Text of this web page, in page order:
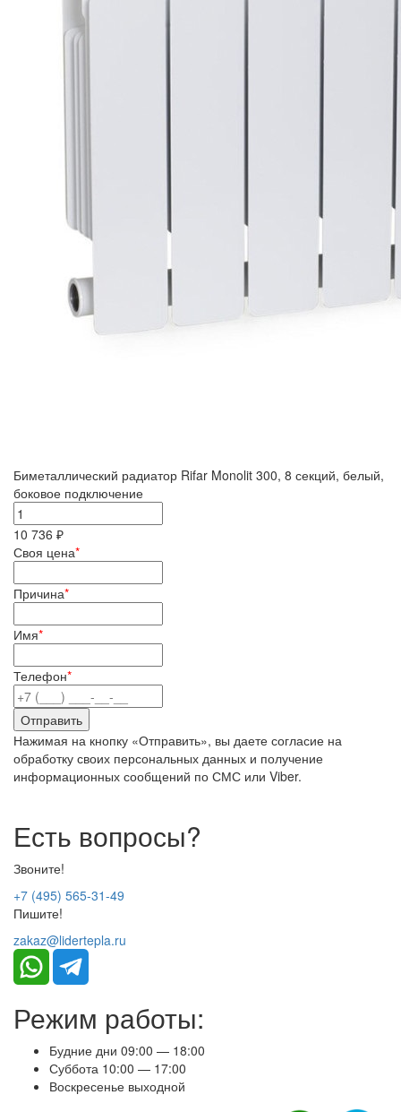
Биметаллический радиатор Rifar Monolit 300, 8 секций, белый,
боковое подключение
10 736 ₽
Своя цена*
Причина*
Имя*
Телефон*
Нажимая на кнопку «Отправить», вы даете согласие на
обработку своих персональных данных и получение
информационных сообщений по СМС или Viber.
Есть вопросы?
Звоните!
+7 (495) 565-31-49
Пишите!
zakaz@lidertepla.ru
Режим работы:
Будние дни 09:00 — 18:00
Суббота 10:00 — 17:00
Воскресенье выходной